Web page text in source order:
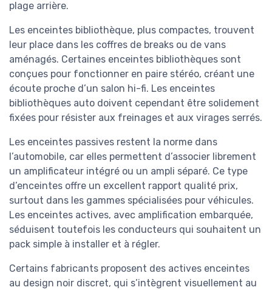
plage arrière.
Les enceintes bibliothèque, plus compactes, trouvent
leur place dans les coffres de breaks ou de vans
aménagés. Certaines enceintes bibliothèques sont
conçues pour fonctionner en paire stéréo, créant une
écoute proche d’un salon hi-fi. Les enceintes
bibliothèques auto doivent cependant être solidement
fixées pour résister aux freinages et aux virages serrés.
Les enceintes passives restent la norme dans
l’automobile, car elles permettent d’associer librement
un amplificateur intégré ou un ampli séparé. Ce type
d’enceintes offre un excellent rapport qualité prix,
surtout dans les gammes spécialisées pour véhicules.
Les enceintes actives, avec amplification embarquée,
séduisent toutefois les conducteurs qui souhaitent un
pack simple à installer et à régler.
Certains fabricants proposent des actives enceintes
au design noir discret, qui s’intègrent visuellement au